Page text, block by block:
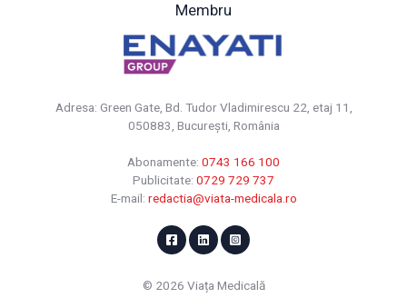
Membru
Adresa: Green Gate, Bd. Tudor Vladimirescu 22, etaj 11,
050883, Bucureşti, România
Abonamente: 0743 166 100
Publicitate: 0729 729 737
E-mail: redactia@viata-medicala.ro
© 2026 Viața Medicală